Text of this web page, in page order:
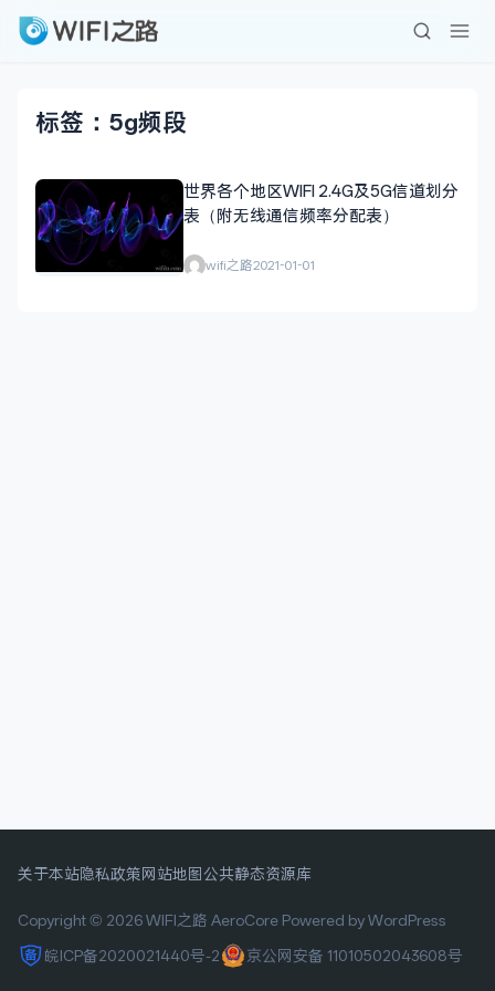
标签：5g频段
世界各个地区WIFI 2.4G及5G信道划分
表（附无线通信频率分配表）
wifi之路2021-01-01
关于本站隐私政策网站地图 公共静态资源库
Copyright © 2026 WIFI之路 AeroCore Powered by WordPress
皖ICP备2020021440号-2
京公网安备 11010502043608号